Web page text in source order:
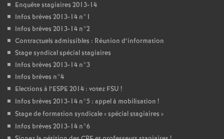
Enquête stagiaires 2013-14
Infos brèves 2013-14 n°1
Infos brèves 2013-14 n°2
Contractuels admissibles : Réunion d’information
Stage syndical spécial stagiaires
Infos brèves 2013-14 n°3
Infos brèves n°4
Elections à l’ESPE 2014 : votez FSU !
Infos brèves 2013-14 n°5 : appel à mobilisation !
Stage de formation syndicale «spécial stagiaires »
Infos brèves 2013-14 n°6